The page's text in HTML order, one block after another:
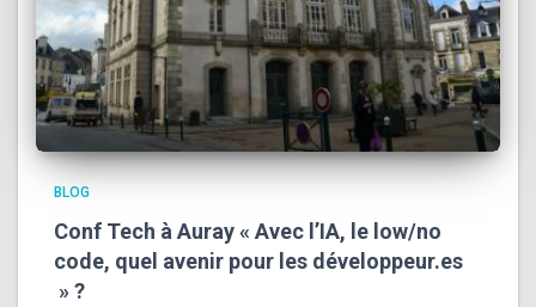
BLOG
Conf Tech à Auray « Avec l’IA, le low/no
code, quel avenir pour les développeur.es
» ?